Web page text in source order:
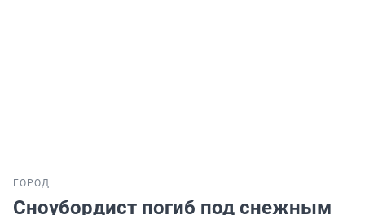
ГОРОД
Сноубордист погиб под снежным